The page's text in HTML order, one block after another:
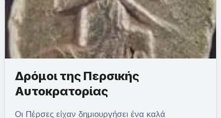
Δρόμοι της Περσικής
Αυτοκρατορίας
Οι Πέρσες είχαν δημιουργήσει ένα καλά